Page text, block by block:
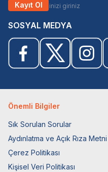
Kayıt Ol
SOSYAL MEDYA
Önemli Bilgiler
Sık Sorulan Sorular
Aydınlatma ve Açık Rıza Metni
Çerez Politikası
Kişisel Veri Politikası